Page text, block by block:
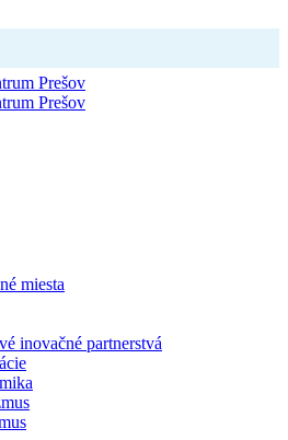
miesta
inovačné partnerstvá